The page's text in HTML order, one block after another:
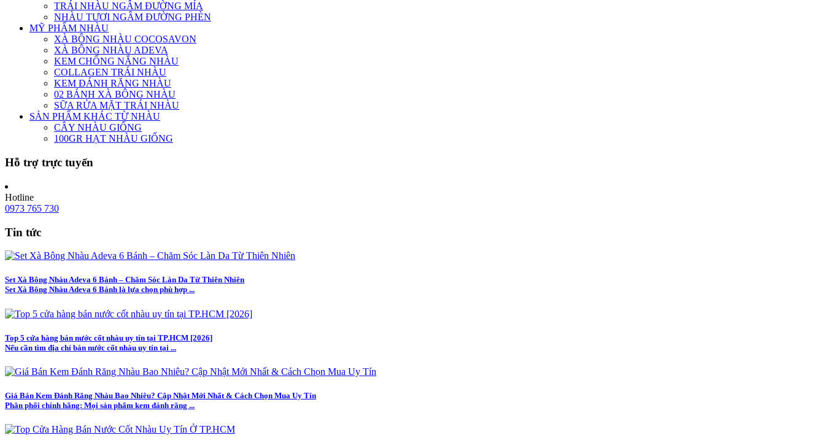
TRÁI NHÀU NGÂM ĐƯỜNG MÍA
NHÀU TƯƠI NGÂM ĐƯỜNG PHÈN
MỸ PHẨM NHÀU
XÀ BÔNG NHÀU COCOSAVON
XÀ BÔNG NHÀU ADEVA
KEM CHỐNG NẮNG NHÀU
COLLAGEN TRÁI NHÀU
KEM ĐÁNH RĂNG NHÀU
02 BÁNH XÀ BÔNG NHÀU
SỮA RỬA MẶT TRÁI NHÀU
SẢN PHẨM KHÁC TỪ NHÀU
CÂY NHÀU GIỐNG
100GR HẠT NHÀU GIỐNG
Hỗ trợ trực tuyến
Hotline
0973 765 730
Tin tức
Set Xà Bông Nhàu Adeva 6 Bánh – Chăm Sóc Làn Da Từ Thiên Nhiên
Set Xà Bông Nhàu Adeva 6 Bánh là lựa chọn phù hợp ...
Top 5 cửa hàng bán nước cốt nhàu uy tín tại TP.HCM [2026]
Nếu cần tìm địa chỉ bán nước cốt nhàu uy tín tại ...
Giá Bán Kem Đánh Răng Nhàu Bao Nhiêu? Cập Nhật Mới Nhất & Cách Chọn Mua Uy Tín
Phân phối chính hãng: Mọi sản phẩm kem đánh răng ...